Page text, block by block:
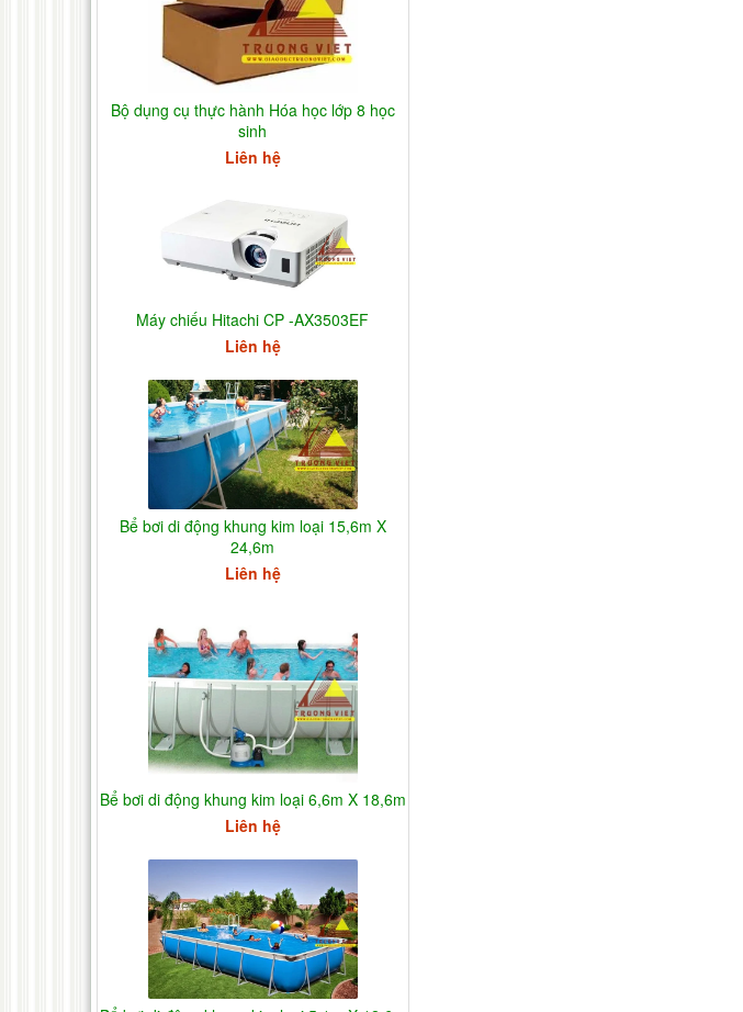
Bộ dụng cụ thực hành Hóa học lớp 8 học
sinh
Liên hệ
Máy chiếu Hitachi CP -AX3503EF
Liên hệ
Bể bơi di động khung kim loại 15,6m X
24,6m
Liên hệ
Bể bơi di động khung kim loại 6,6m X 18,6m
Liên hệ